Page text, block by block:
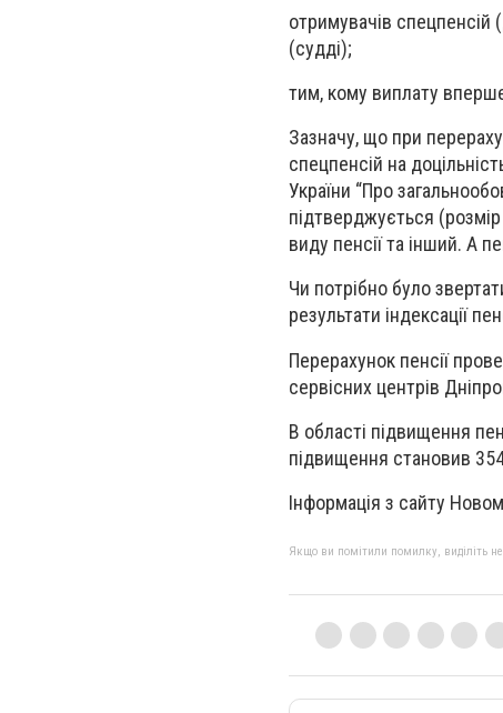
отримувачів спецпенсій
(судді);
тим, кому виплату
Зазначу, що при
спецпенсій на
України “Про
підтверджується
виду пенсії та інший. А
Чи потрібно було
результати індексації
Перерахунок пенсії
сервісних центрів
В області підвищення
підвищення становив
Інформація з сайту
Якщо ви помітили помилку, виділіть